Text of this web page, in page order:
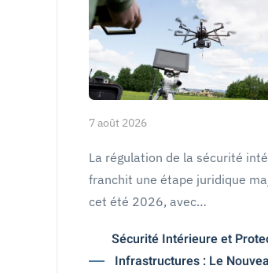
7 août 2026
La régulation de la sécurité
franchit une étape juridique
cet été 2026, avec…
Sécurité Intérieure et
Infrastructures : Le